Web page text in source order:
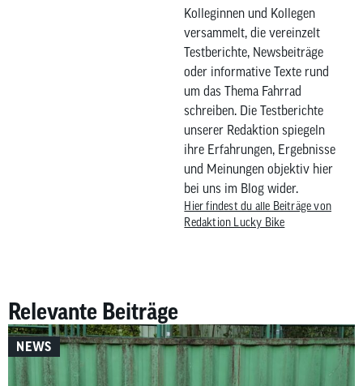
Kolleginnen und Kollegen
versammelt, die vereinzelt
Testberichte, Newsbeiträge
oder informative Texte rund
um das Thema Fahrrad
schreiben. Die Testberichte
unserer Redaktion spiegeln
ihre Erfahrungen, Ergebnisse
und Meinungen objektiv hier
bei uns im Blog wider.
Hier findest du alle Beiträge von
Redaktion Lucky Bike
Relevante Beiträge
NEWS